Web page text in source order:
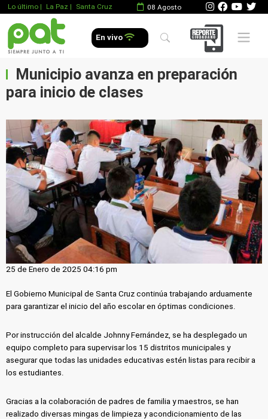
Lo último | La Paz | Santa Cruz 08 Agosto
En vivo Mobile
Municipio avanza en preparación
para inicio de clases
25 de Enero de 2025 04:16 pm
El Gobierno Municipal de Santa Cruz continúa trabajando arduamente
para garantizar el inicio del año escolar en óptimas condiciones.
Por instrucción del alcalde Johnny Fernández, se ha desplegado un
equipo completo para supervisar los 15 distritos municipales y
asegurar que todas las unidades educativas estén listas para recibir a
los estudiantes.
Gracias a la colaboración de padres de familia y maestros, se han
realizado diversas mingas de limpieza y acondicionamiento de las